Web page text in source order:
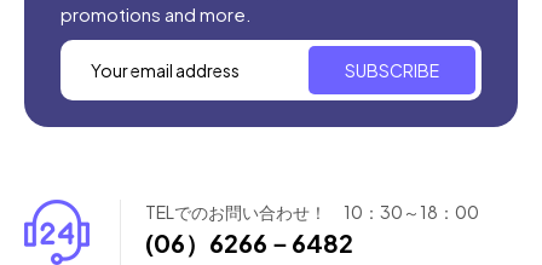
promotions and more.
SUBSCRIBE
TELでのお問い合わせ！ 10：30～18：00
(06）6266－6482